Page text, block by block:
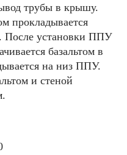
трубы в крышу.
прокладывается
После установки ППУ
базальтом в
на низ ППУ.
и стеной